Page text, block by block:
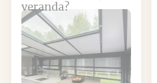
veranda?